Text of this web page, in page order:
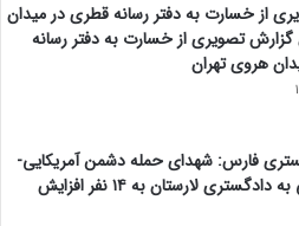
از خسارت به دفتر رسانه قطری در میدان
تصویری از خسارت به دفتر رسانه
هروی تهران
فارس: شهدای حمله دشمن آمریکایی-
صهیونیستی به دادگستری لارستان به ۱۴ نفر افزایش